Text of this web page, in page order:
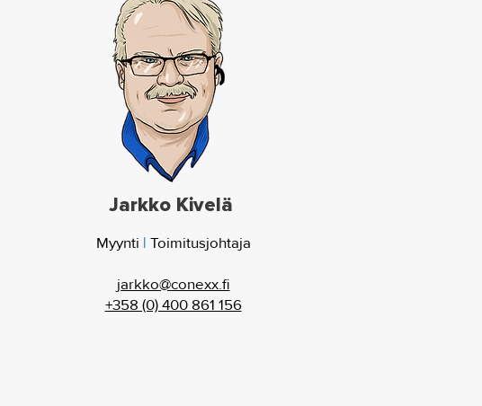
Jarkko Kivelä
Myynti | Toimitusjohtaja
jarkko@conexx.fi
+358 (0) 400 861 156